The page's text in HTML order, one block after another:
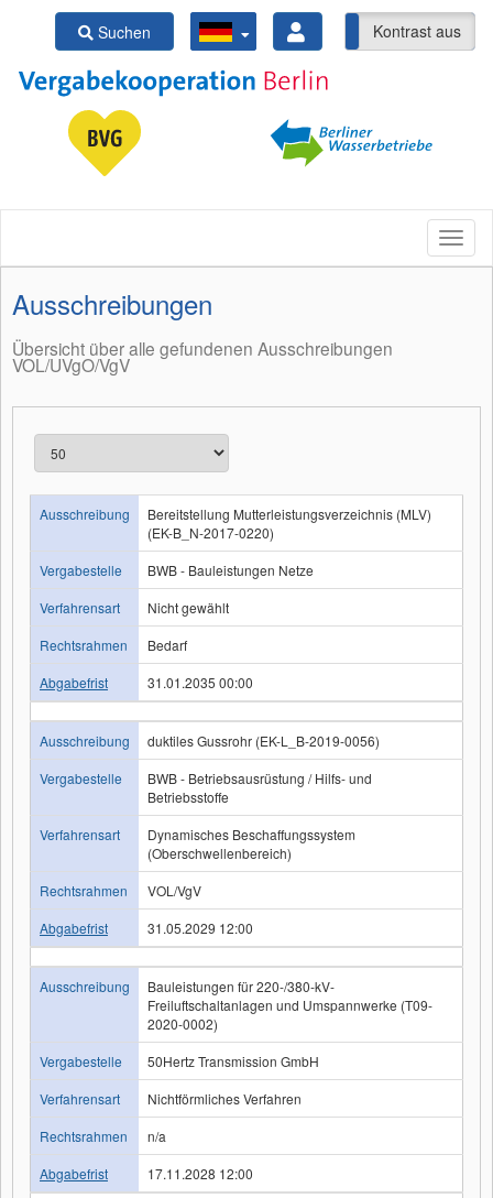
Suchen Kontrast ein Kontrast aus
Ausschreibungen
Übersicht über alle gefundenen Ausschreibungen
VOL/UVgO/VgV
Ausschreibung
Bereitstellung Mutterleistungsverzeichnis (MLV)
(EK-B_N-2017-0220)
Vergabestelle
BWB - Bauleistungen Netze
Verfahrensart
Nicht gewählt
Rechtsrahmen
Bedarf
Abgabefrist
31.01.2035 00:00
Ausschreibung
duktiles Gussrohr (EK-L_B-2019-0056)
Vergabestelle
BWB - Betriebsausrüstung / Hilfs- und
Betriebsstoffe
Verfahrensart
Dynamisches Beschaffungssystem
(Oberschwellenbereich)
Rechtsrahmen
VOL/VgV
Abgabefrist
31.05.2029 12:00
Ausschreibung
Bauleistungen für 220-/380-kV-
Freiluftschaltanlagen und Umspannwerke (T09-
2020-0002)
Vergabestelle
50Hertz Transmission GmbH
Verfahrensart
Nichtförmliches Verfahren
Rechtsrahmen
n/a
Abgabefrist
17.11.2028 12:00